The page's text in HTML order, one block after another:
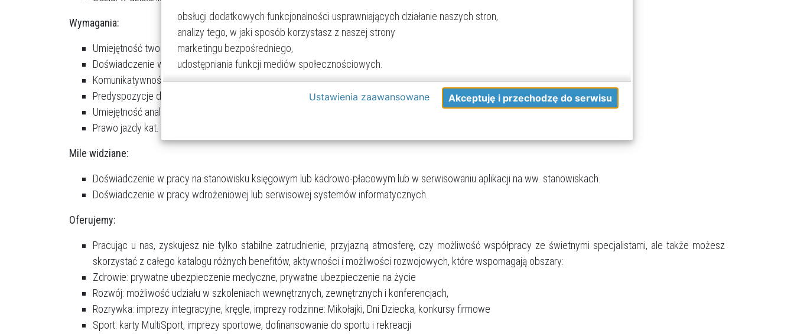
Wymagania:
Umiejętność tworzenia zapytań SQL i podstawowa znajomość relacyjnych baz danych,
Doświadczenie we współpracy z klientami i w pracy zespołowej,
Komunikatywność, umiejętność szybkiego nawiązywania kontaktów,
Predyspozycje do prowadzenia szkoleń,
Umiejętność analizowania problemów i znajdowania rozwiązań,
Prawo jazdy kat. B i gotowość do delegacji służbowych.
Mile widziane:
Doświadczenie w pracy na stanowisku księgowym lub kadrowo-płacowym lub w serwisowaniu aplikacji na ww. stanowiskach.
Doświadczenie w pracy wdrożeniowej lub serwisowej systemów informatycznych.
Oferujemy:
Pracując u nas, zyskujesz nie tylko stabilne zatrudnienie, przyjazną atmosferę, czy możliwość współpracy ze świetnymi specjalistami, ale także możesz
skorzystać z całego katalogu różnych benefitów, aktywności i możliwości rozwojowych, które wspomagają obszary:
Zdrowie: prywatne ubezpieczenie medyczne, prywatne ubezpieczenie na życie
Rozwój: możliwość udziału w szkoleniach wewnętrznych, zewnętrznych i konferencjach,
Rozrywka: imprezy integracyjne, kręgle, imprezy rodzinne: Mikołajki, Dni Dziecka, konkursy firmowe
Sport: karty MultiSport, imprezy sportowe, dofinansowanie do sportu i rekreacji
obsługi dodatkowych funkcjonalności usprawniających działanie naszych stron,
analizy tego, w jaki sposób korzystasz z naszej strony
marketingu bezpośredniego,
udostępniania funkcji mediów społecznościowych.
Kliknij „Akceptuję i przechodzę do strony”, aby wyrazić zgodę na przetwarzanie przez nas i naszych partnerów Twoich danych w powyższych
dokonać za pomocą „Ustawień zaawansowanych”.
Ustawienia zaawansowane Akceptuję i przechodzę do serwisu